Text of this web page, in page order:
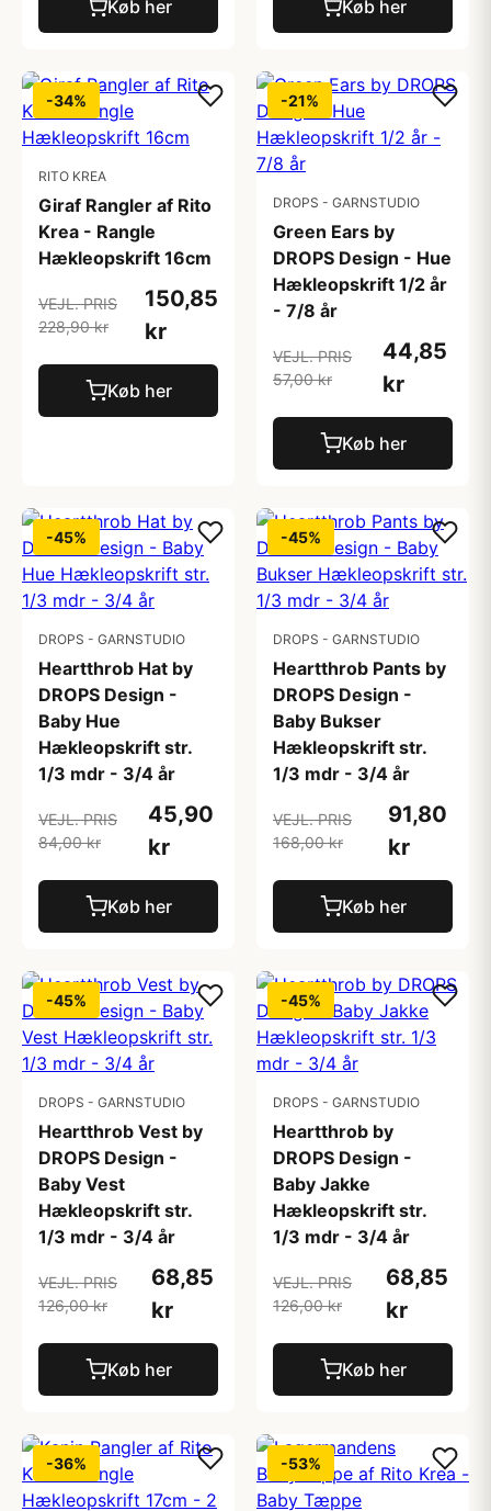
Køb her Køb her
-34%
RITO KREA
Giraf Rangler af Rito
Krea - Rangle
Hækleopskrift 16cm
VEJL. PRIS
228,90 kr
150,85
kr
Køb her
-21%
DROPS - GARNSTUDIO
Green Ears by
DROPS Design - Hue
Hækleopskrift 1/2 år
- 7/8 år
VEJL. PRIS
57,00 kr
44,85
kr
Køb her
-45%
DROPS - GARNSTUDIO
Heartthrob Hat by
DROPS Design -
Baby Hue
Hækleopskrift str.
1/3 mdr - 3/4 år
VEJL. PRIS
84,00 kr
45,90
kr
Køb her
-45%
DROPS - GARNSTUDIO
Heartthrob Pants by
DROPS Design -
Baby Bukser
Hækleopskrift str.
1/3 mdr - 3/4 år
VEJL. PRIS
168,00 kr
91,80
kr
Køb her
-45%
DROPS - GARNSTUDIO
Heartthrob Vest by
DROPS Design -
Baby Vest
Hækleopskrift str.
1/3 mdr - 3/4 år
VEJL. PRIS
126,00 kr
68,85
kr
Køb her
-45%
DROPS - GARNSTUDIO
Heartthrob by
DROPS Design -
Baby Jakke
Hækleopskrift str.
1/3 mdr - 3/4 år
VEJL. PRIS
126,00 kr
68,85
kr
Køb her
-36% -53%